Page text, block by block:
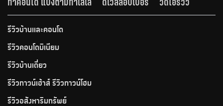
รีวิวบ้านและคอนโด
รีวิวคอนโดมิเนียม
รีวิวบ้านเดี่ยว
รีวิวทาวน์เฮ้าส์ รีวิวทาวน์โฮม
รีวิวอสังหาริมทรัพย์